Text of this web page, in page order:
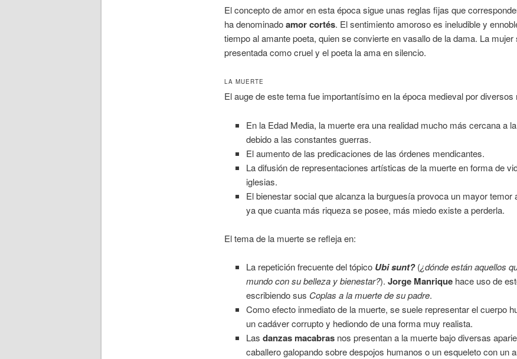
El concepto de amor en esta época sigue unas reglas fijas que
ha denominadoamor cortés. El sentimiento amoroso es ineludible y
tiempo al amante poeta, quien se convierte en vasallo de la dama. La mujer
presentada como cruel y el poeta la ama en silencio.
LA MUERTE
El auge de este tema fue importantísimo en la época medieval por diversos
En la Edad Media, la muerte era una realidad mucho más cercana a
debido a las constantes guerras.
El aumento de las predicaciones de las órdenes mendicantes.
La difusión de representaciones artísticas de la muerte en forma de
iglesias.
El bienestar social que alcanza la burguesía provoca un mayor temor
ya que cuanta más riqueza se posee, más miedo existe a perderla.
El tema de la muerte se refleja en:
La repetición frecuente del tópico Ubi sunt?(¿dónde están aquellos
mundo con su belleza y bienestar?).Jorge Manrique hace uso de
escribiendo sus Coplas a la muerte de su padre.
Como efecto inmediato de la muerte, se suele representar el cuerpo
un cadáver corrupto y hediondo de una forma muy realista.
Lasdanzas macabras nos presentan a la muerte bajo diversas
caballero galopando sobre despojos humanos o un esqueleto con un